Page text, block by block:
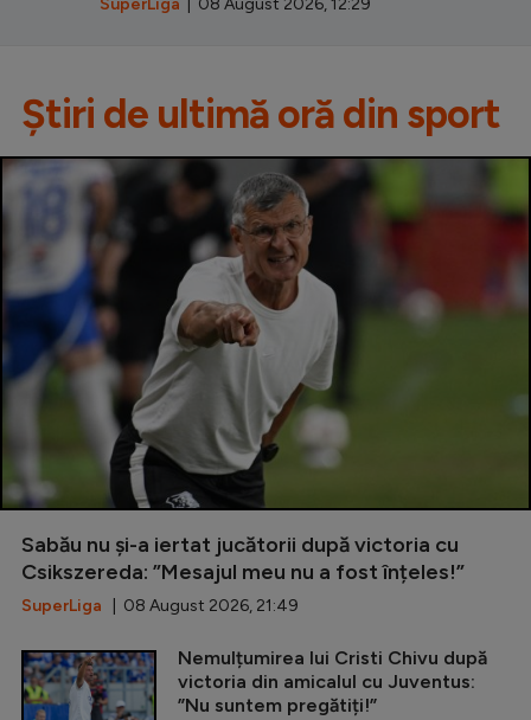
Știri de ultimă oră din sport
Sabău nu și-a iertat jucătorii după victoria cu
Csikszereda: ”Mesajul meu nu a fost înțeles!”
SuperLiga | 08 August 2026, 21:49
Nemulțumirea lui Cristi Chivu după
victoria din amicalul cu Juventus:
”Nu suntem pregătiți!”